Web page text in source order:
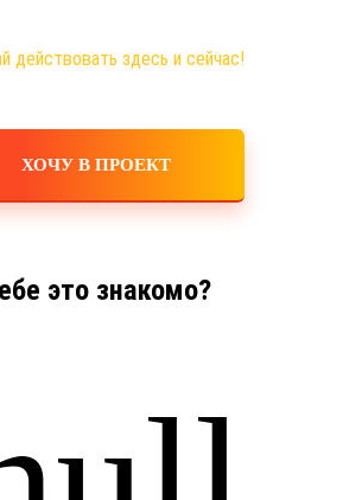
действовать здесь и сейчас!
ХОЧУ В ПРОЕКТ
это знакомо?